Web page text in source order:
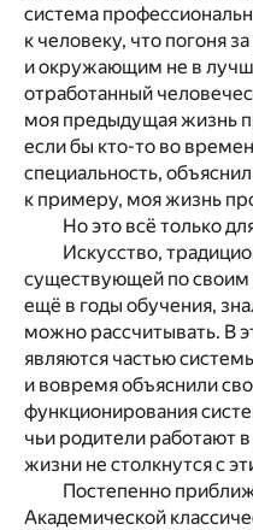
система
к человеку, что погоня
и окружающим не в
отработанный
моя предыдущая жизнь
если бы кто-то во
специальность,
к примеру, моя жизнь
Но это всё только
Искусство,
существующей по своим
ещё в годы обучения,
можно рассчитывать. В
являются частью
и вовремя объяснили
функционирования
чьи родители работают
жизни не столкнутся с
Постепенно
Академической